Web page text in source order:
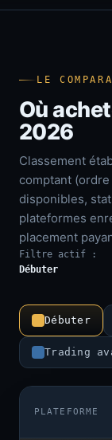
LE
Où
2026
Classement
comptant
disponibles,
plateformes
placement
Filtre actif :
Débuter
Débuter
Trading
PLATEFORME